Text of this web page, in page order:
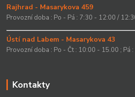
Rajhrad - Masarykova 459
Provozní doba : Po - Pá : 7:30 - 12:00 /
Ústí nad Labem - Masarykova 43
Provozní doba : Po - Čt : 10:00 - 15.00 ; Pá
Kontakty